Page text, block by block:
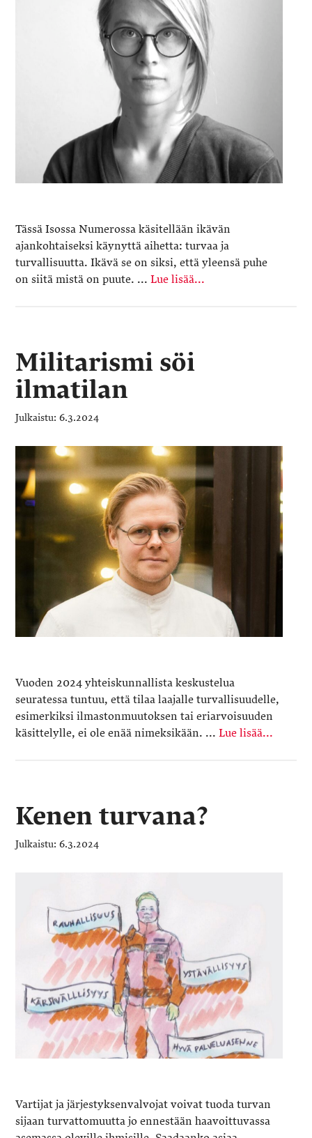
Tässä Isossa Numerossa käsitellään ikävän
ajankohtaiseksi käynyttä aihetta: turvaa ja
turvallisuutta. Ikävä se on siksi, että yleensä puhe
on siitä mistä on puute. ...Lue lisää...
Militarismi söi
ilmatilan
6.3.2024
Vuoden 2024 yhteiskunnallista keskustelua
seuratessa tuntuu, että tilaa laajalle turvallisuudelle,
esimerkiksi ilmastonmuutoksen tai eriarvoisuuden
käsittelylle, ei ole enää nimeksikään. ...Lue lisää...
Kenen turvana?
6.3.2024
Vartijat ja järjestyksenvalvojat voivat tuoda turvan
sijaan turvattomuutta jo ennestään haavoittuvassa